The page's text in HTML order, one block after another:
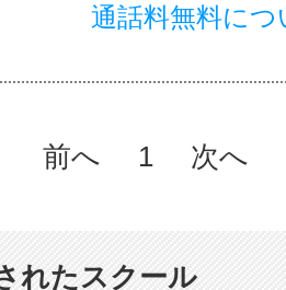
通話料無料につ
前へ 1 次へ
れたスクール